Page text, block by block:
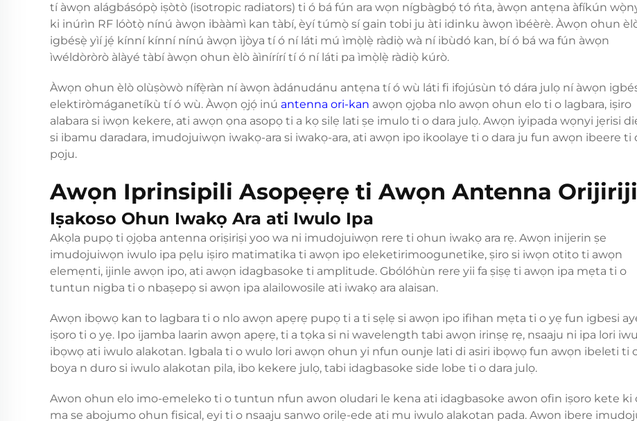
tí àwọn alágbásópọ̀ iṣòtò (isotropic radiators) ti ó bá fún ara wọn nígbàgbọ́ tó ńta, àwọn antẹna àfíkún
ki inúrìn RF lóòtọ̀ nínú àwọn ibààmì kan tàbí, èyí túmọ̀ sí gain tobi ju àti idinku àwọn ìbéèrè. Àwọn ohun
igbésẹ̀ yìí jẹ́ kínní kínní nínú àwọn ìjòya tí ó ní láti mú ìmọ̀lẹ̀ ràdiọ̀ wà ní ibùdó kan, bí ó bá wa fún àwọn
ìwéldòròrò àlàyé tàbí àwọn ohun èlò àìnírírí tí ó ní láti pa ìmọ̀lẹ̀ ràdiọ̀ kúrò.
Àwọn ohun èlò olùṣòwò nífẹ̀ràn ní àwọn àdánudánu antẹna tí ó wù láti fi ifojúsùn tó dára julọ ní àwọn
elektiròmáganetíkù tí ó wù. Àwọn ọjọ́ inú antenna ori-kan awọn ọjọba nlo awọn ohun elo ti o lagbara, iṣiro
alabara si iwọn kekere, ati awọn ọna asopọ ti a kọ silẹ lati ṣe imulo ti o dara julọ. Awọn iyipada wọnyi jẹrisi
si ibamu daradara, imudojuiwọn iwakọ-ara si iwakọ-ara, ati awọn ipo ikoolaye ti o dara ju fun awọn ibeere ti
pọju.
Awọn Iprinsipili Asopẹẹrẹ ti Awọn Antenna Orijiriji
Iṣakoso Ohun Iwakọ Ara ati Iwulo Ipa
Akọla pupọ ti ọjọba antenna oriṣiriṣi yoo wa ni imudojuiwọn rere ti ohun iwakọ ara rẹ. Awọn inijerin ṣe
imudojuiwọn iwulo ipa pẹlu iṣiro matimatika ti awọn ipo eleketirimoogunetike, ṣiro si iwọn otito ti awọn
elemẹnti, ijinle awọn ipo, ati awọn idagbasoke ti amplitude. Gbólóhùn rere yii fa ṣiṣẹ ti awọn ipa mẹta ti o
tuntun nigba ti o nbaṣepọ si awọn ipa alailowosile ati iwakọ ara alaisan.
Awọn ibọwọ kan to lagbara ti o nlo awọn apẹrẹ pupọ ti a ti sẹlẹ si awọn ipo ifihan mẹta ti o yẹ fun igbesi
iṣoro ti o yẹ. Ipo ijamba laarin awọn apẹrẹ, ti a tọka si ni wavelength tabi awọn irinṣẹ rẹ, nsaaju ni ipa lori
ibọwọ ati iwulo alakotan. Igbala ti o wulo lori awọn ohun yi nfun ounje lati di asiri ibọwọ fun awọn ibeleti ti
boya n duro si iwulo alakotan pila, ibo kekere julọ, tabi idagbasoke side lobe ti o dara julọ.
Awon ohun elo imo-emeleko ti o tuntun nfun awon oludari le kena ati idagbasoke awon ofin iṣoro kete ki
ma se abojumo ohun fisical, eyi ti o nsaaju sanwo orilẹ-ede ati mu iwulo alakotan pada. Awon ibere